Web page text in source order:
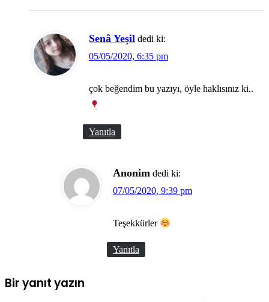
Senâ Yeşil dedi ki:
05/05/2020, 6:35 pm
çok beğendim bu yazıyı, öyle haklısınız ki..
Yanıtla
Anonim dedi ki:
07/05/2020, 9:39 pm
Teşekkürler
Yanıtla
Bir yanıt yazın